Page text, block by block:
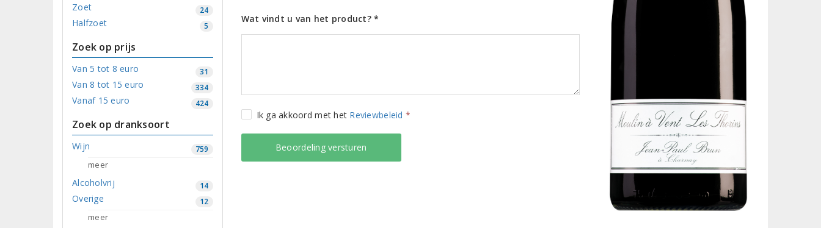
Zoet 24
Halfzoet 5
Zoek op prijs
Van 5 tot 8 euro 31
Van 8 tot 15 euro 334
Vanaf 15 euro 424
Zoek op dranksoort
Wijn 759
meer
Alcoholvrij 14
Overige 12
meer
Wat vindt u van het product? *
Ik ga akkoord met het Reviewbeleid *